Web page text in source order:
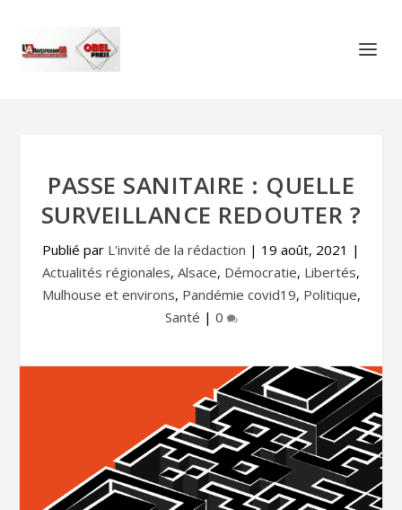
PASSE SANITAIRE : QUELLE
SURVEILLANCE REDOUTER ?
Publié par L'invité de la rédaction | 19 août, 2021 |
Actualités régionales, Alsace, Démocratie, Libertés,
Mulhouse et environs, Pandémie covid19, Politique,
Santé | 0